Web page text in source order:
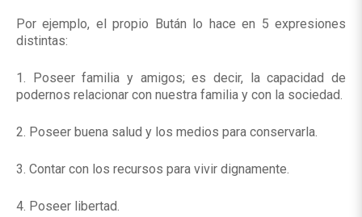
Por ejemplo, el propio Bután lo hace en 5 expresiones
distintas:
1. Poseer familia y amigos; es decir, la capacidad de
podernos relacionar con nuestra familia y con la sociedad.
2. Poseer buena salud y los medios para conservarla.
3. Contar con los recursos para vivir dignamente.
4. Poseer libertad.